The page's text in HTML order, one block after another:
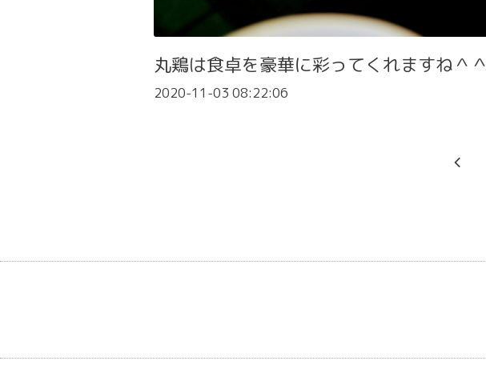
丸鶏は食卓を豪華に彩ってくれますね＾＾
2020-11-03 08:22:06